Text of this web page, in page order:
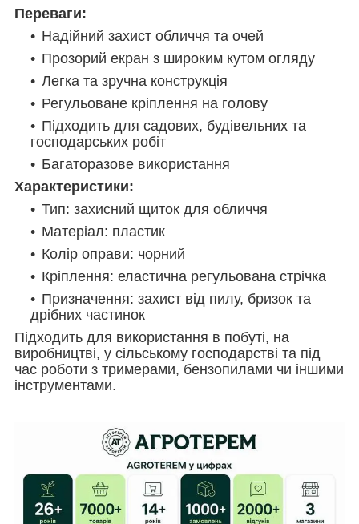
Переваги:
Надійний захист обличчя та очей
Прозорий екран з широким кутом огляду
Легка та зручна конструкція
Регульоване кріплення на голову
Підходить для садових, будівельних та
господарських робіт
Багаторазове використання
Характеристики:
Тип: захисний щиток для обличчя
Матеріал: пластик
Колір оправи: чорний
Кріплення: еластична регульована стрічка
Призначення: захист від пилу, бризок та
дрібних частинок
Підходить для використання в побуті, на
виробництві, у сільському господарстві та під
час роботи з тримерами, бензопилами чи іншими
інструментами.